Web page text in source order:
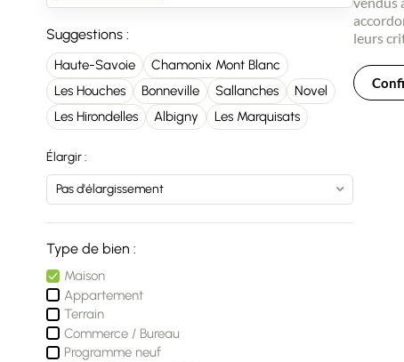
Suggestions :
Haute-Savoie
Chamonix Mont Blanc
Les Houches
Bonneville Sallanches
Novel
Les Hirondelles
Albigny Les Marquisats
Élargir :
Type de bien :
Maison
Appartement
Terrain
Commerce / Bureau
Programme neuf
leurs